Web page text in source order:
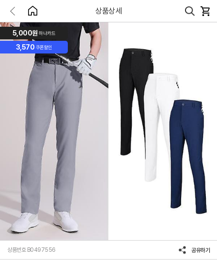
상품상세
5,000원 하나카드
3,570 쿠폰할인
상품번호 B0497556 공유하기